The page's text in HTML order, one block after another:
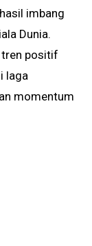
imbang
Dunia.
tren positif
laga
momentum